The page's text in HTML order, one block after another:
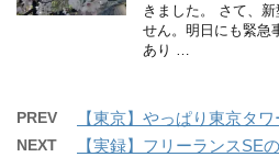
きました。 さて、
せん。明日にも緊急
あり …
PREV 【東京】やっぱり東京タワ
NEXT 【実録】フリーランスSE